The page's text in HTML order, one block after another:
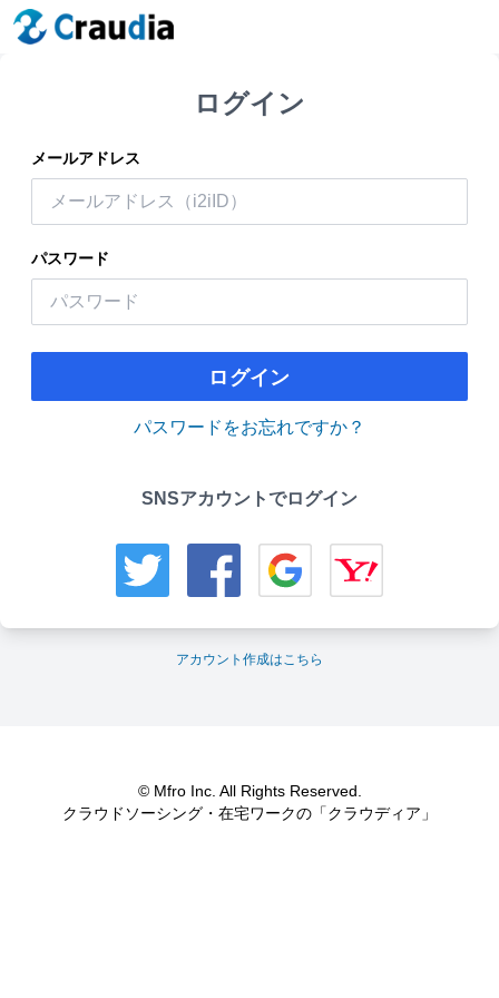
ログイン
メールアドレス
パスワード
ログイン
パスワードをお忘れですか？
SNSアカウントでログイン
アカウント作成はこちら
© Mfro Inc. All Rights Reserved.
クラウドソーシング・在宅ワークの「クラウディア」